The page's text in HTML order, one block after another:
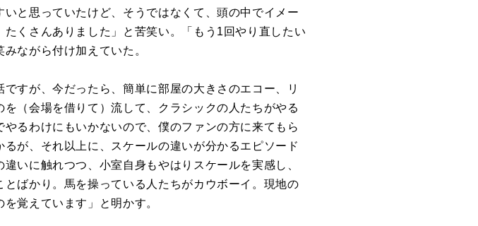
と思っていたけど、そうではなくて、頭の中でイメー
くさんありました」と苦笑い。「もう1回やり直したい
ながら付け加えていた。
すが、今だったら、簡単に部屋の大きさのエコー、リ
（会場を借りて）流して、クラシックの人たちがやる
るわけにもいかないので、僕のファンの方に来てもら
が、それ以上に、スケールの違いが分かるエピソード
いに触れつつ、小室自身もやはりスケールを実感し、
ばかり。馬を操っている人たちがカウボーイ。現地の
覚えています」と明かす。